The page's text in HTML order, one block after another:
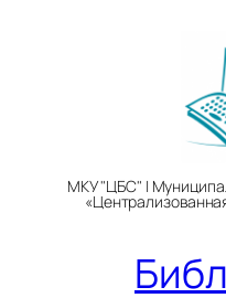
МКУ "ЦБС" |